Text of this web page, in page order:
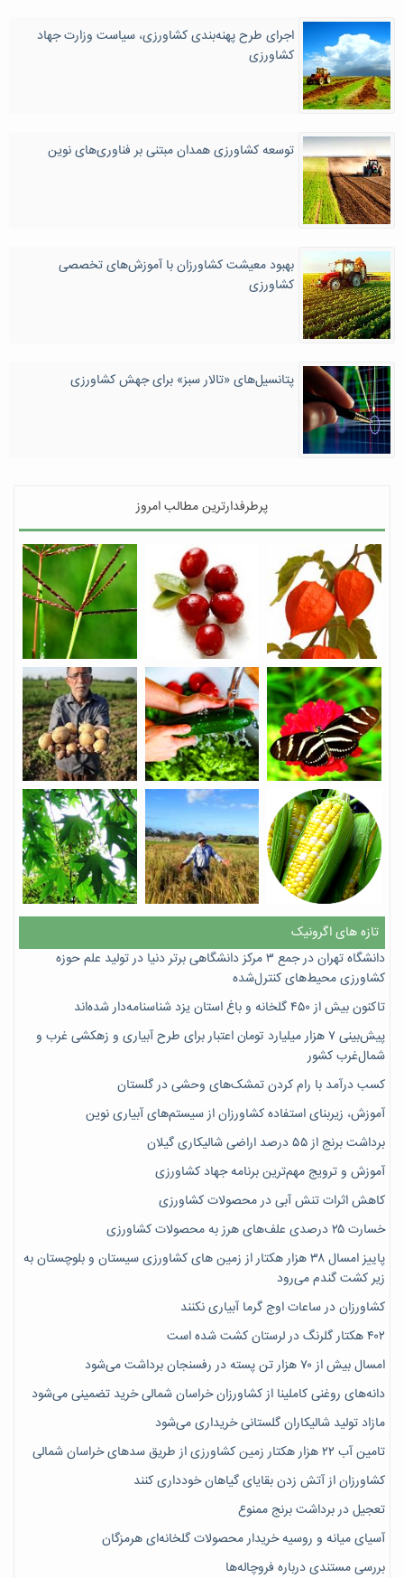
اجرای طرح پهنه‌بندی کشاورزی، سیاست‌ وزارت جهاد
کشاورزی
توسعه کشاورزی همدان مبتنی بر فناوری‌های نوین
بهبود معیشت کشاورزان با آموزش‌های تخصصی
کشاورزی
پتانسیل‌های «تالار سبز» برای جهش کشاورزی
پرطرفدارترین مطالب امروز
تازه های اگرونیک
دانشگاه تهران در جمع ۳ مرکز دانشگاهی برتر دنیا در تولید علم حوزه
کشاورزی محیط‌های کنترل‌شده
تاکنون بیش از ۴۵۰ گلخانه و باغ استان یزد شناسنامه‌دار شده‌اند
پیش‌بینی ۷‌ هزار میلیارد تومان اعتبار برای طرح آبیاری و زهکشی غرب و
شمال‌غرب کشور
کسب درآمد با رام کردن تمشک‌های وحشی در گلستان
آموزش، زیربنای استفاده کشاورزان از سیستم‌های آبیاری نوین
برداشت برنج از ۵۵ درصد اراضی شالیکاری گیلان
آموزش و ترویج مهم‌ترین برنامه جهاد کشاورزی
کاهش اثرات تنش آبی در محصولات کشاورزی
خسارت ۲۵ درصدی علف‌های هرز به محصولات کشاورزی
پاییز امسال ۳۸ هزار هکتار از زمین های کشاورزی سیستان و بلوچستان به
زیر کشت گندم می‌رود
کشاورزان در ساعات اوج گرما آبیاری نکنند
۴۰۲ هکتار گلرنگ در لرستان کشت شده است
امسال بیش از ۷۰ هزار تن پسته در رفسنجان برداشت می‌شود
دانه‌های روغنی کاملینا از کشاورزان خراسان شمالی خرید تضمینی می‌شود
مازاد تولید شالیکاران گلستانی خریداری می‌شود
تامین آب ۲۲ هزار هکتار زمین کشاورزی از طریق سدهای خراسان شمالی
کشاورزان از آتش زدن بقایای گیاهان خودداری کنند
تعجیل در برداشت برنج ممنوع
آسیای میانه و روسیه خریدار محصولات گلخانه‌ای هرمزگان
بررسی مستندی درباره فروچاله‌ها